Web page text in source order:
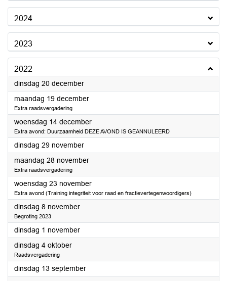
2024
2023
2022
dinsdag 20 december2022
maandag 19 december2022
Extra raadsvergadering
woensdag 14 december2022
Extra avond: Duurzaamheid DEZE AVOND IS GEANNULEERD
dinsdag 29 november2022
maandag 28 november2022
Extra raadsvergadering
woensdag 23 november2022
Extra avond (Training integriteit voor raad en fractievertegenwoordigers)
dinsdag 8 november2022
Begroting 2023
dinsdag 1 november2022
dinsdag 4 oktober2022
Raadsvergadering
dinsdag 13 september2022